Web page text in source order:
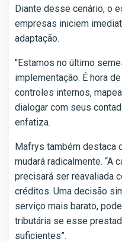
Diante desse cenário, o
empresas iniciem
adaptação.
''Estamos no último
implementação. É hora
controles internos,
dialogar com seus
enfatiza.
Mafrys também destaca
mudará radicalmente. “A
precisará ser reavaliada
créditos. Uma decisão
serviço mais barato,
tributária se esse
suficientes”.